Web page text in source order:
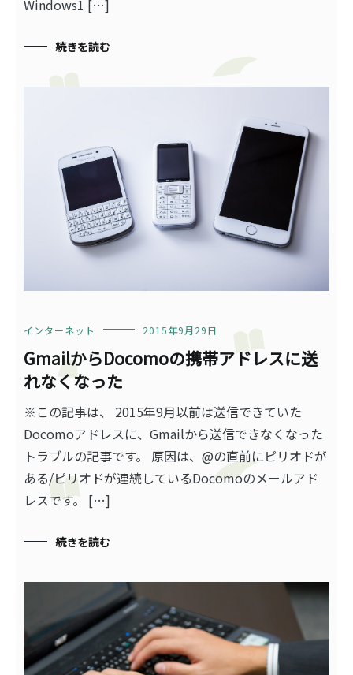
Windows1 […]
続きを読む
インターネット 2015年9月29日
GmailからDocomoの携帯アドレスに送
れなくなった
※この記事は、 2015年9月以前は送信できていた
Docomoアドレスに、Gmailから送信できなくなった
トラブルの記事です。 原因は、@の直前にピリオドが
ある/ピリオドが連続しているDocomoのメールアド
レスです。 […]
続きを読む